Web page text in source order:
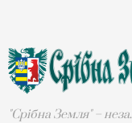
"Срібна Земля" –